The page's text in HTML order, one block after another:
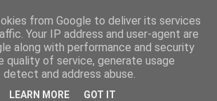
from Google to deliver its services
Your IP address and user-agent are
along with performance and security
quality of service, generate usage
and address abuse.
LEARN MORE GOT IT